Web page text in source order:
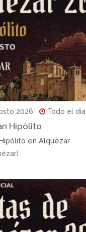
2026 Todo el dia
Hipólito
en Alquézar